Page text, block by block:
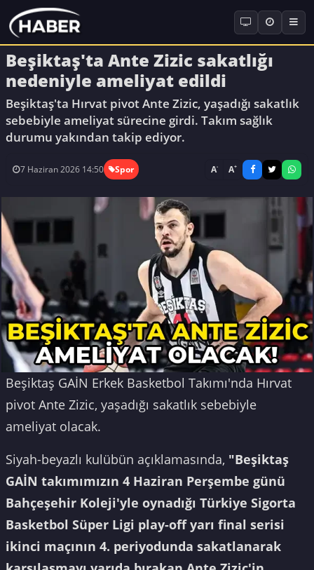
Beşiktaş'ta Ante Zizic sakatlığı
nedeniyle ameliyat edildi
Beşiktaş'ta Hırvat pivot Ante Zizic, yaşadığı sakatlık
sebebiyle ameliyat sürecine girdi. Takım sağlık
durumu yakından takip ediyor.
7 Haziran 2026 14:50 Spor A- A+
Beşiktaş GAİN Erkek Basketbol Takımı'nda Hırvat
pivot Ante Zizic, yaşadığı sakatlık sebebiyle
ameliyat olacak.
Siyah-beyazlı kulübün açıklamasında, "Beşiktaş
GAİN takımımızın 4 Haziran Perşembe günü
Bahçeşehir Koleji'yle oynadığı Türkiye Sigorta
Basketbol Süper Ligi play-off yarı final serisi
ikinci maçının 4. periyodunda sakatlanarak